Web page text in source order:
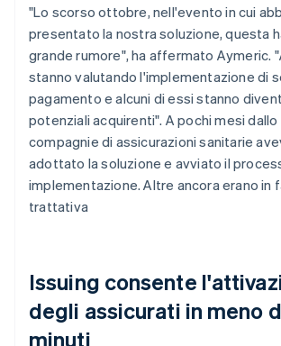
"Lo scorso ottobre, nell'evento in cui
presentato la nostra soluzione, questa
grande rumore", ha affermato Aymeric.
stanno valutando l'implementazione di
pagamento e alcuni di essi stanno
potenziali acquirenti". A pochi mesi
compagnie di assicurazioni sanitarie
adottato la soluzione e avviato il
implementazione. Altre ancora erano in
trattativa
Issuing consente
degli assicurati in meno
minuti